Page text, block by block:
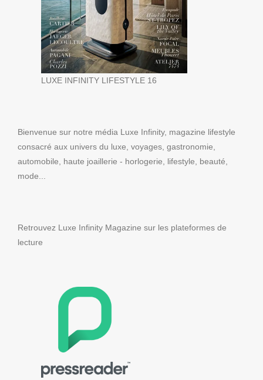
LUXE INFINITY LIFESTYLE 16
Bienvenue sur notre média Luxe Infinity, magazine lifestyle
consacré aux univers du luxe, voyages, gastronomie,
automobile, haute joaillerie - horlogerie, lifestyle, beauté,
mode...
Retrouvez Luxe Infinity Magazine sur les plateformes de
lecture